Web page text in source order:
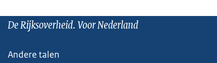
De Rijksoverheid. Voor Nederland
Andere talen